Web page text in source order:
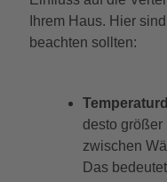
Ihrem Haus. Hier
beachten sollten:
desto größer
zwischen
Das